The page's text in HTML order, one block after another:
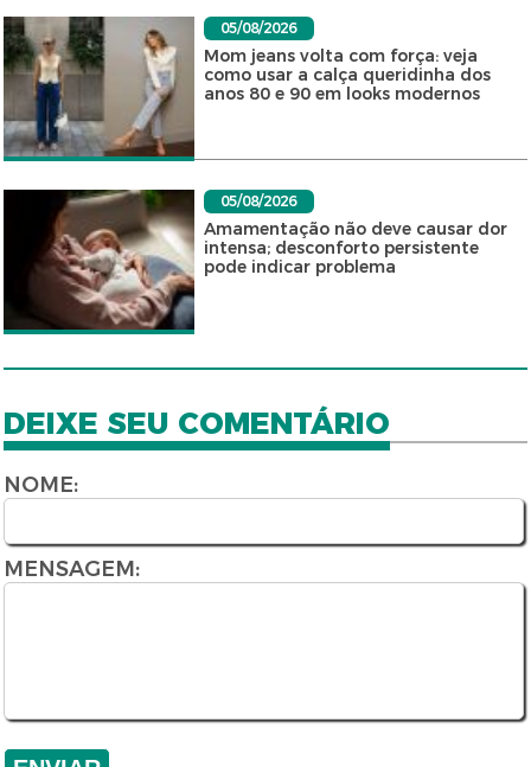
05/08/2026
Mom jeans volta com força: veja
como usar a calça queridinha dos
anos 80 e 90 em looks modernos
05/08/2026
Amamentação não deve causar dor
intensa; desconforto persistente
pode indicar problema
DEIXE SEU COMENTÁRIO
NOME:
MENSAGEM: